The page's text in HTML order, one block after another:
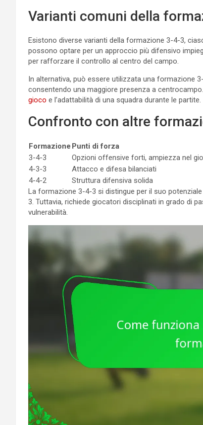
Varianti comuni della
Esistono diverse varianti della formazione 3-4-3,
possono optare per un approccio più difensivo
per rafforzare il controllo al centro del campo.
In alternativa, può essere utilizzata una formazione
consentendo una maggiore presenza a
gioco e l’adattabilità di una squadra durante le partite.
Confronto con altre
Formazione Punti di forza
3-4-3
Opzioni offensive forti, ampiezza nel
4-3-3
Attacco e difesa bilanciati
4-4-2
Struttura difensiva solida
La formazione 3-4-3 si distingue per il suo
3. Tuttavia, richiede giocatori disciplinati in grado di
vulnerabilità.